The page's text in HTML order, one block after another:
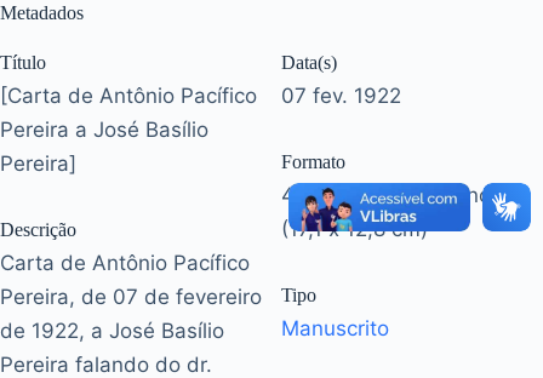
Metadados
Título
[Carta de Antônio Pacífico
Pereira a José Basílio
Pereira]
Descrição
Carta de Antônio Pacífico
Pereira, de 07 de fevereiro
de 1922, a José Basílio
Pereira falando do dr.
Data(s)
07 fev. 1922
Formato
4 p. [última em branco]
(17,1 x 12,8 cm)
Tipo
Manuscrito